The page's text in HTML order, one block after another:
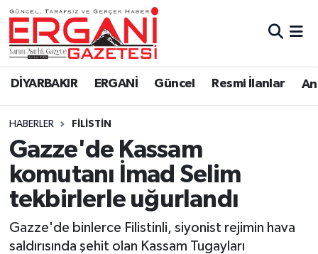
DİYARBAKIR ERGANİ Güncel Resmi İlanlar
HABERLER FILISTIN
Gazze'de Kassam
komutanı İmad Selim
tekbirlerle uğurlandı
Gazze'de binlerce Filistinli, siyonist rejimin hava
saldırısında şehit olan Kassam Tugayları
DİYARBAKIR
BİSMİL
BAĞLAR
ERGANİ
Güncel
Resmi İlanlar
Sağlık
Ergani Nöbetçi Eczaneler
Ergani Hava Durumu
Ergani Trafik Yoğunluk Haritası
Süper Lig Puan Durumu ve Fikstür
Tüm Manşetler
Son Dakika Haberleri